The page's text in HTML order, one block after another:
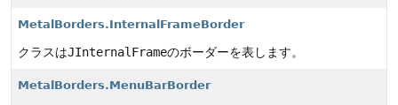
MetalBorders.InternalFrameBorder
クラスはJInternalFrameのボーダーを表します。
MetalBorders.MenuBarBorder